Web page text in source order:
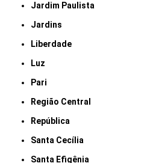
Jardim Paulista
Jardins
Liberdade
Luz
Pari
Região Central
República
Santa Cecília
Santa Efigênia